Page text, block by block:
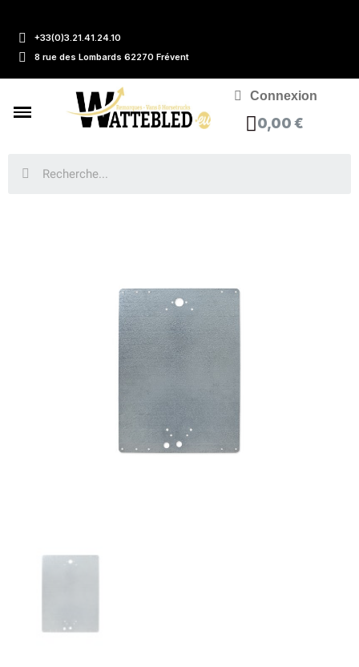
+33(0)3.21.41.24.10
8 rue des Lombards 62270 Frévent
Connexion
0,00 €